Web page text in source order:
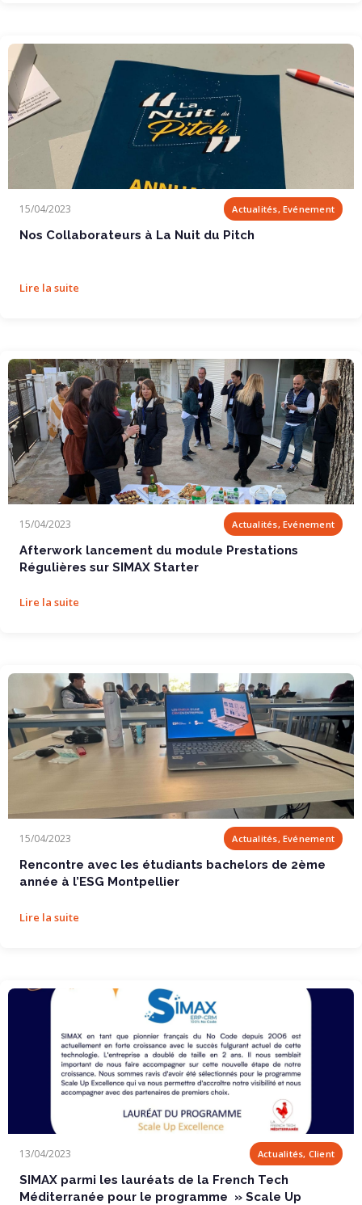
15/04/2023 Actualités, Evénement
Nos Collaborateurs à La Nuit du Pitch
Lire la suite
15/04/2023 Actualités, Evénement
Afterwork lancement du module Prestations
Régulières sur SIMAX Starter
Lire la suite
Rencontre avec les étudiants bachelors de 2ème...
15/04/2023 Actualités, Evénement
Rencontre avec les étudiants bachelors de 2ème
année à l’ESG Montpellier
Lire la suite
13/04/2023 Actualités, Client
SIMAX parmi les lauréats de la French Tech
Méditerranée pour le programme » Scale Up